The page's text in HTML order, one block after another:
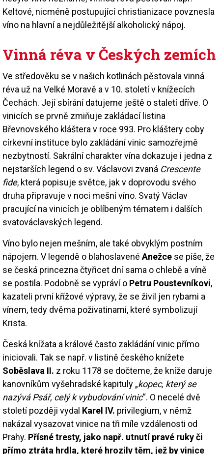
Keltové, nicméně postupující christianizace povznesla
víno na hlavní a nejdůležitější alkoholický nápoj.
Vinná réva v Českých zemích
Ve středověku se v našich kotlinách pěstovala vinná
réva už na Velké Moravě a v 10. století v knížecích
Čechách. Její sbírání datujeme ještě o staletí dříve. O
vinicích se prvně zmiňuje zakládací listina
Břevnovského kláštera v roce 993. Pro kláštery coby
církevní instituce bylo zakládání vinic samozřejmě
nezbytností. Sakrální charakter vína dokazuje i jedna z
nejstarších legend o sv. Václavovi zvaná Crescente
fide, která popisuje světce, jak v doprovodu svého
druha připravuje v noci mešní víno. Svatý Václav
pracující na vinicích je oblíbeným tématem i dalších
svatováclavských legend.
Víno bylo nejen mešním, ale také obvyklým postním
nápojem. V legendě o blahoslavené Anežce se píše, že
se česká princezna čtyřicet dní sama o chlebě a víně
se postila. Podobně se vypráví o Petru Poustevníkovi,
kazateli první křížové výpravy, že se živil jen rybami a
vínem, tedy dvěma poživatinami, které symbolizují
Krista.
Česká knížata a králové často zakládání vinic přímo
iniciovali. Tak se např. v listině českého knížete
Soběslava II. z roku 1178 se dočteme, že kníže daruje
kanovníkům vyšehradské kapituly „kopec, který se
nazývá Psář, celý k vybudování vinic“. O necelé dvě
století později vydal Karel IV. privilegium, v němž
nakázal vysazovat vinice na tři míle vzdálenosti od
Prahy. Přísné tresty, jako např. utnutí pravé ruky či
přímo ztráta hrdla, které hrozily těm, jež by vinice